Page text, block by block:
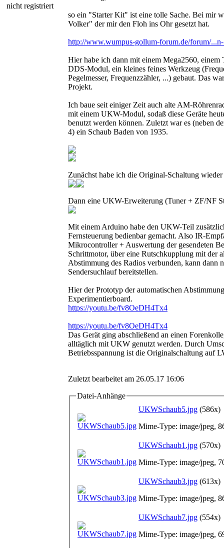
nicht registriert
so ein "Starter Kit" ist eine tolle Sache. Bei mir
Volker" der mir den Floh ins Ohr gesetzt hat.
http://www.wumpus-gollum-forum.de/forum/
Hier habe ich dann mit einem Mega2560,
DDS-Modul, ein kleines feines Werkzeug
Pegelmesser, Frequenzzähler, ...) gebaut. Das
Projekt.
Ich baue seit einiger Zeit auch alte AM-
mit einem UKW-Modul, sodaß diese Geräte
benutzt werden können. Zuletzt war es (neben
4) ein Schaub Baden von 1935.
Zunächst habe ich die Original-Schaltung wieder
Dann eine UKW-Erweiterung (Tuner + ZF/NF
Mit einem Arduino habe den UKW-Teil
Fernsteuerung bedienbar gemacht. Also IR-
Mikrocontroller + Auswertung der gesendeten
Schrittmotor, über eine Rutschkupplung mit der
Abstimmung des Radios verbunden, kann dann
Sendersuchlauf bereitstellen.
Hier der Prototyp der automatischen
Experimentierboard.
https://youtu.be/fv8OeDH4Tx4
https://youtu.be/fv8OeDH4Tx4
Das Gerät ging abschließend an einen
alltäglich mit UKW genutzt werden. Durch
Betriebsspannung ist die Originalschaltung auf
Zuletzt bearbeitet am 26.05.17 16:06
Datei-Anhänge
UKWSchaub5.jpg (586x)
Mime-Type: image/jpeg,
UKWSchaub1.jpg (570x)
Mime-Type: image/jpeg,
UKWSchaub3.jpg (613x)
Mime-Type: image/jpeg,
UKWSchaub7.jpg (554x)
Mime-Type: image/jpeg,